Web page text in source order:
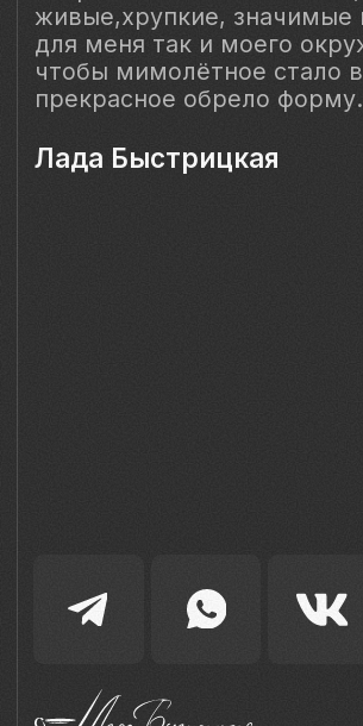
соглашаетесь с
выражаете свое согласие на обработку Ваших
Яндекс.Метрика, AppMetrica, Google Analytics. В случае
Вашего несогласия с обработкой Ваших персональных
данных Вы можете отключить сохранение cookie в
настройках Вашего браузера. Спасибо, что Вы с нами!